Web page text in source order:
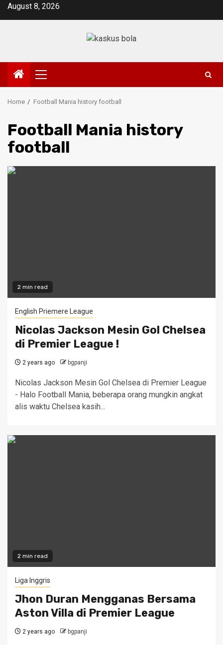
SkipAugust 8, 2026
Primary
Menu
Home Football Mania history football
Football Mania history
football
2 min read
English Priemere League
Nicolas Jackson Mesin Gol Chelsea
di Premier League !
2 years ago bgpanji
Nicolas Jackson Mesin Gol Chelsea di Premier League
- Halo Football Mania, beberapa orang mungkin angkat
alis waktu Chelsea kasih...
2 min read
Liga Inggris
Jhon Duran Mengganas Bersama
Aston Villa di Premier League
2 years ago bgpanji